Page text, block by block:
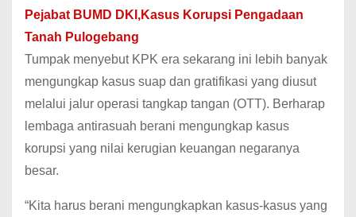
Pejabat BUMD DKI,Kasus Korupsi Pengadaan
Tanah Pulogebang
Tumpak menyebut KPK era sekarang ini lebih banyak
mengungkap kasus suap dan gratifikasi yang diusut
melalui jalur operasi tangkap tangan (OTT). Berharap
lembaga antirasuah berani mengungkap kasus
korupsi yang nilai kerugian keuangan negaranya
besar.
“Kita harus berani mengungkapkan kasus-kasus yang